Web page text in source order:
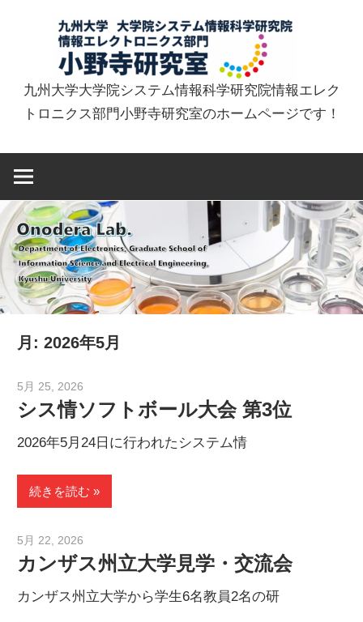
ス
ッ
プ
野
究
室
九州大学大学院システム情報科学研究院情報エレク
トロニクス部門小野寺研究室のホームページです！
月:2026年5月
5月 25, 2026
シス情ソフトボール大会 第3位
2026年5月24日に行われたシステム情
続きを読む
5月 22, 2026
カンザス州立大学見学・交流会
カンザス州立大学から学生6名教員2名の研